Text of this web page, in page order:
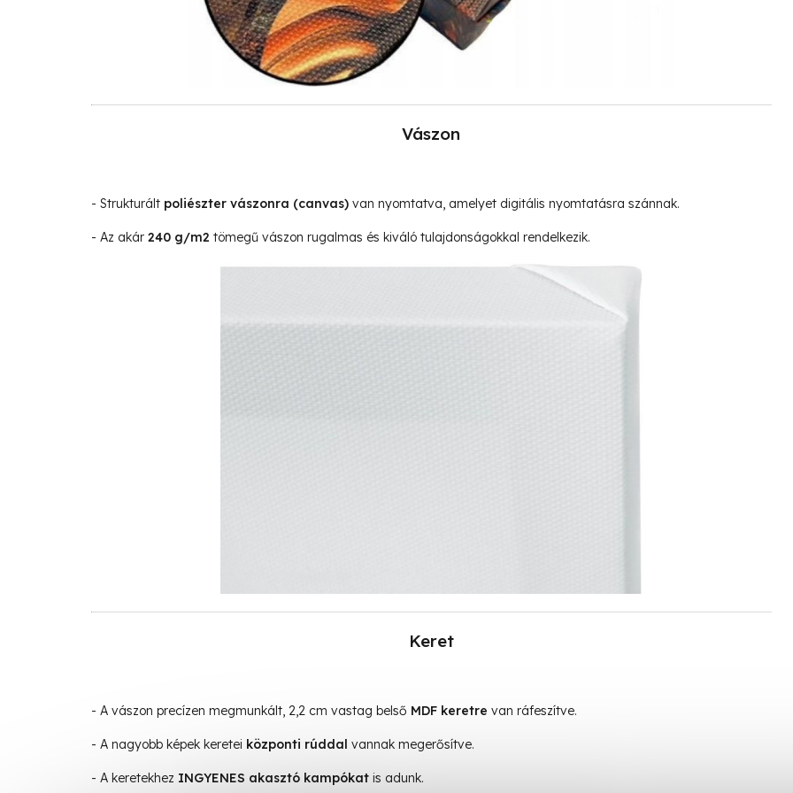
Vászon
- Strukturált poliészter vászonra (canvas) van nyomtatva, amelyet digitális nyomtatásra szánnak.
- Az akár 240 g/m2 tömegű vászon rugalmas és kiváló tulajdonságokkal rendelkezik.
Keret
- A vászon precízen megmunkált, 2,2 cm vastag belső MDF keretre van ráfeszítve.
- A nagyobb képek keretei központi rúddal vannak megerősítve.
- A keretekhez INGYENES akasztó kampókat is adunk.